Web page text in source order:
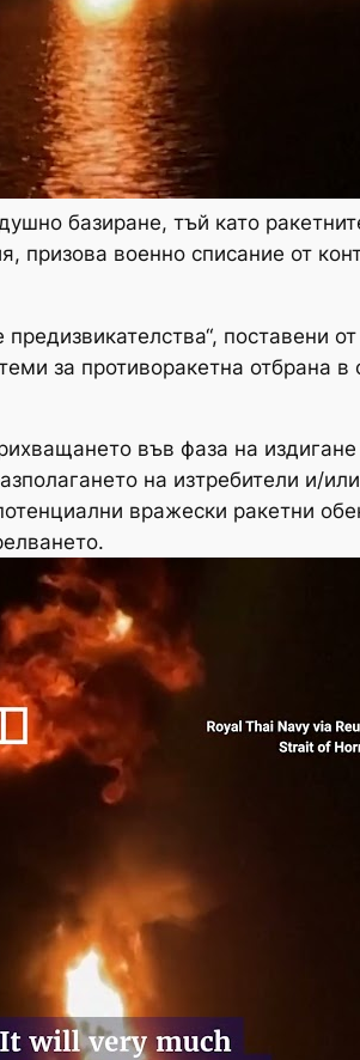
базиране, тъй като
призова военно списание от
поставени
за противоракетна отбрана
във фаза на
на изтребители и/
вражески ракетни